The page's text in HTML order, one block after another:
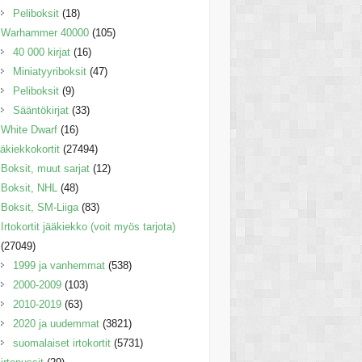
Peliboksit (18)
Warhammer 40000 (105)
40 000 kirjat (16)
Miniatyyriboksit (47)
Peliboksit (9)
Sääntökirjat (33)
White Dwarf (16)
(27494)
Boksit, muut sarjat (12)
Boksit, NHL (48)
Boksit, SM-Liiga (83)
Irtokortit jääkiekko (voit myös tarjota)
(27049)
1999 ja vanhemmat (538)
2000-2009 (103)
2010-2019 (63)
2020 ja uudemmat (3821)
suomalaiset irtokortit (5731)